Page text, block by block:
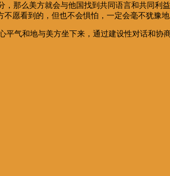
那么美方就会与他国找到共同语言和共同利
愿看到的，但也不会惧怕，一定会毫不犹豫地
气和地与美方坐下来，通过建设性对话和协